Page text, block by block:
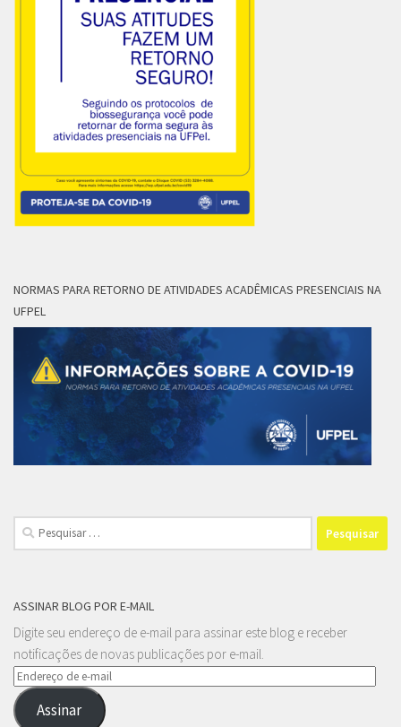
NORMAS PARA RETORNO DE ATIVIDADES ACADÊMICAS PRESENCIAIS NA
UFPEL
Pesquisar
por:
ASSINAR BLOG POR E-MAIL
Digite seu endereço de e-mail para assinar este blog e receber
notificações de novas publicações por e-mail.
Endereço
de
e-
Assinar